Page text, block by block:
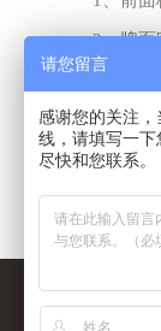
2、牌面
3、各
4、高色
5、缩小
6、采用
7、LED
请您留言
感谢您的关注
线，请填写一
尽快和您联系。